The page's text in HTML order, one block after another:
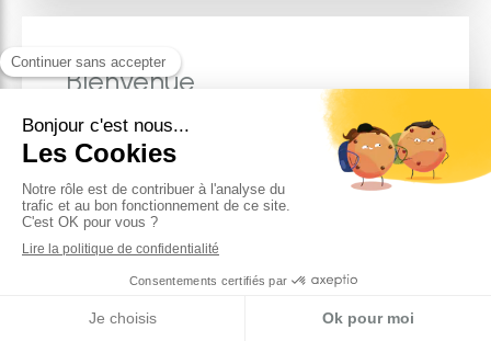
Bienvenue
Bienvenue sur le site du cabinet du Dr Atrak,
dentiste à Courbevoie
Vous trouverez ici un florilège d’informations sur
l’ensemble des soins proposés, qu’ils soient
d’ordre pathologique ou esthétique, ainsi qu’un
accès privilégié et rapide à l’équipe pour poser
vos questions.
traitements de même que les coûts de ceux-ci,